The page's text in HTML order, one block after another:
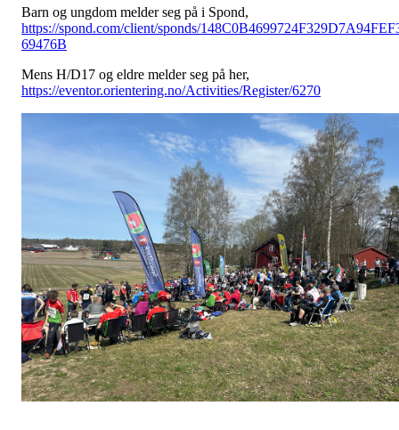
Barn og ungdom melder seg på i Spond,
https://spond.com/client/sponds/
69476B
Mens H/D17 og eldre melder seg på her,
https://eventor.orientering.no/Activities/Register/6270